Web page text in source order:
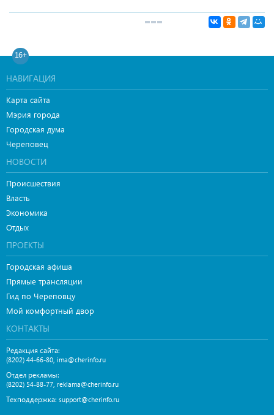
16+
НАВИГАЦИЯ
Карта сайта
Мэрия города
Городская дума
Череповец
НОВОСТИ
Происшествия
Власть
Экономика
Отдых
ПРОЕКТЫ
Городская афиша
Прямые трансляции
Гид по Череповцу
Мой комфортный двор
КОНТАКТЫ
Редакция сайта:
(8202) 44-66-80, ima@cherinfo.ru
Отдел рекламы:
(8202) 54-88-77, reklama@cherinfo.ru
Техподдержка: support@cherinfo.ru